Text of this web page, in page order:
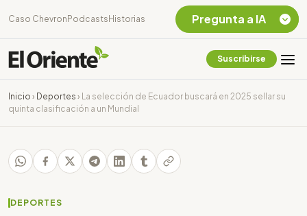
Caso Chevron Podcasts Historias
Suscribirse
Inicio › Deportes ›
La selección de Ecuador buscará en 2025 sellar su
quinta clasificación a un Mundial
DEPORTES
Pregunta a IA
Chevron Ecuador